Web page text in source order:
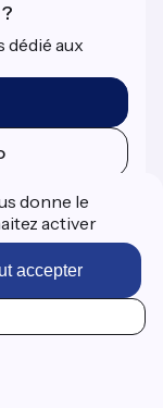
dédié aux
donne le
activer
accepter